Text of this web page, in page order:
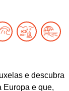
e descubra
Europa e que,